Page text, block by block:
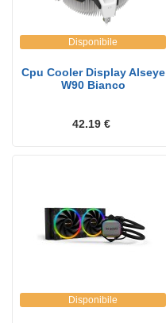
Disponibile
Cpu Cooler Display Alseye
W90 Bianco
42.19 €
Disponibile